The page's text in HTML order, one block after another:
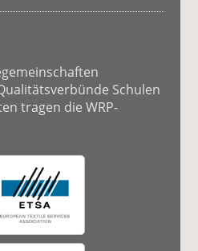
Schulen
tragen die WRP-